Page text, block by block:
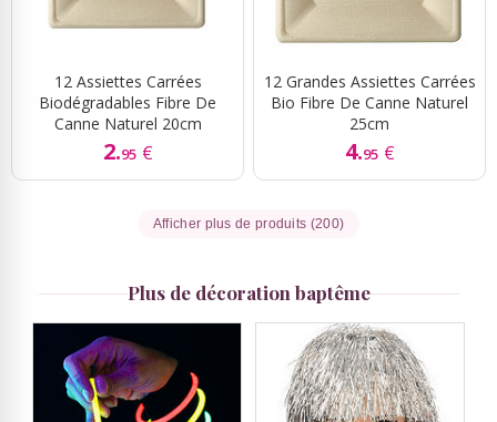
12 Assiettes Carrées
Biodégradables Fibre De
Canne Naturel 20cm
2.95 €
12 Grandes Assiettes Carrées
Bio Fibre De Canne Naturel
25cm
4.95 €
Afficher plus de produits (200)
Plus de décoration baptême